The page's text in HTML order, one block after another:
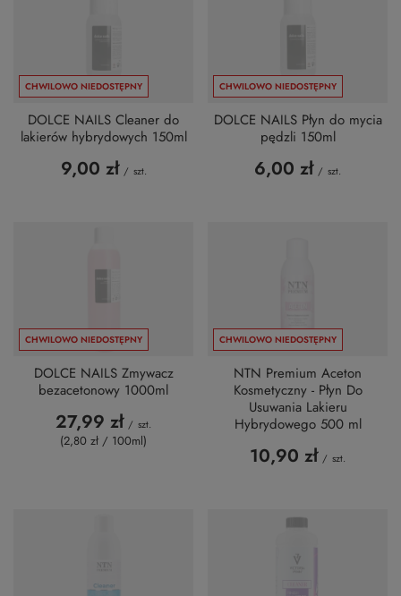
CHWILOWO NIEDOSTĘPNY
DOLCE NAILS Cleaner do
lakierów hybrydowych 150ml
9,00 zł / szt.
CHWILOWO NIEDOSTĘPNY
DOLCE NAILS Płyn do mycia
pędzli 150ml
6,00 zł / szt.
CHWILOWO NIEDOSTĘPNY
DOLCE NAILS Zmywacz
bezacetonowy 1000ml
27,99 zł / szt.
(2,80 zł / 100ml)
CHWILOWO NIEDOSTĘPNY
NTN Premium Aceton
Kosmetyczny - Płyn Do
Usuwania Lakieru
Hybrydowego 500 ml
10,90 zł / szt.